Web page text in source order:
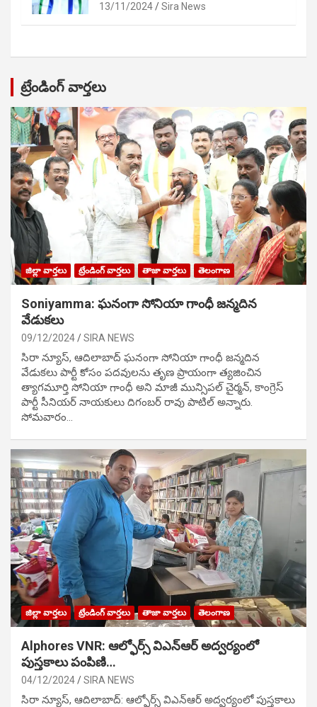
13/11/2024 Sira News
ట్రేండింగ్ వార్తలు
జిల్లా వార్తలు ట్రేండింగ్ వార్తలు తాజా వార్తలు తెలంగాణ
Soniyamma: ఘ‌నంగా సోనియా గాంధీ జ‌న్మ‌దిన
వేడుక‌లు
09/12/2024 SIRA NEWS
సిరా న్యూస్, ఆదిలాబాద్ ఘ‌నంగా సోనియా గాంధీ జ‌న్మ‌దిన
వేడుక‌లు పార్టీ కోసం ప‌ద‌వుల‌ను తృణ ప్రాయంగా త్య‌జించిన
త్యాగమూర్తి సోనియా గాంధీ అని మాజీ మున్సిప‌ల్ చైర్మ‌న్, కాంగ్రెస్
పార్టీ సీనియ‌ర్ నాయ‌కులు దిగంబ‌ర్ రావు పాటిల్ అన్నారు.
సోమవారం…
జిల్లా వార్తలు ట్రేండింగ్ వార్తలు తాజా వార్తలు తెలంగాణ
Alphores VNR: ఆల్ఫోర్స్ విఎన్ఆర్ అద్వర్యంలో
పుస్తకాలు పంపిణి…
04/12/2024 SIRA NEWS
సిరా న్యూస్, ఆదిలాబాద్: ఆల్ఫోర్స్ విఎన్ఆర్ అద్వర్యంలో పుస్తకాలు